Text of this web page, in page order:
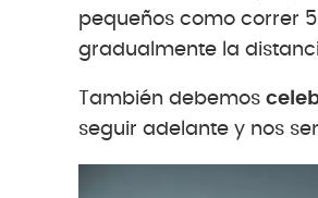
pequeños como correr
gradualmente la
También debemos
seguir adelante y nos